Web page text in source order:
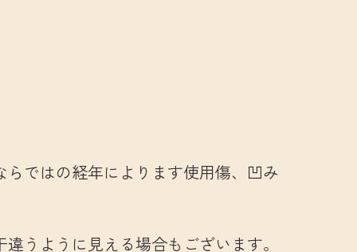
ではの経年によります使用傷、凹み
うように見える場合もございます。